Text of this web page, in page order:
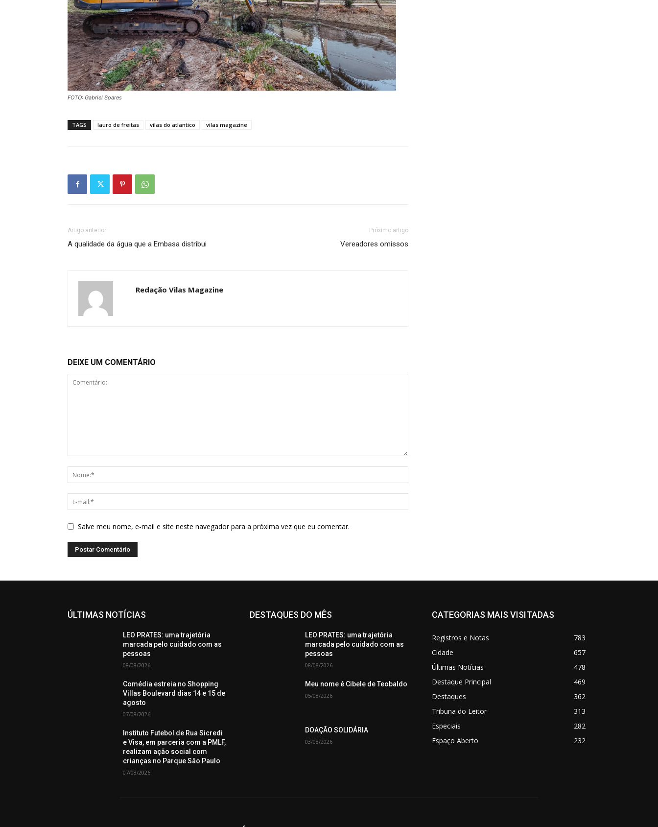
FOTO: Gabriel Soares
TAGS lauro de freitas vilas do atlantico vilas magazine
Artigo anterior
A qualidade da água que a Embasa distribui
Próximo artigo
Vereadores omissos
Redação Vilas Magazine
DEIXE UM COMENTÁRIO
Salve meu nome, e-mail e site neste navegador para a próxima vez que eu comentar.
ÚLTIMAS NOTÍCIAS
LEO PRATES: uma trajetória
marcada pelo cuidado com as
pessoas
08/08/2026
Comédia estreia no Shopping
Villas Boulevard dias 14 e 15 de
agosto
07/08/2026
Instituto Futebol de Rua Sicredi
e Visa, em parceria com a PMLF,
realizam ação social com
crianças no Parque São Paulo
07/08/2026
DESTAQUES DO MÊS
LEO PRATES: uma trajetória
marcada pelo cuidado com as
pessoas
08/08/2026
Meu nome é Cibele de Teobaldo
05/08/2026
DOAÇÃO SOLIDÁRIA
03/08/2026
CATEGORIAS MAIS VISITADAS
Registros e Notas
783
Cidade
657
Últimas Notícias
478
Destaque Principal
469
Destaques
362
Tribuna do Leitor
313
Especiais
282
Espaço Aberto
232